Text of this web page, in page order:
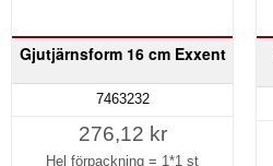
Gjutjärnsform 16 cm Exxent
7463232
276,12 kr
Hel förpackning = 1*1 st